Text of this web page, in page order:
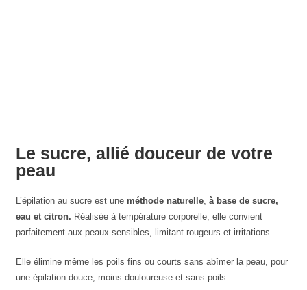
Le sucre, allié douceur de votre
peau
L’épilation au sucre est une méthode naturelle, à base de sucre,
eau et citron. Réalisée à température corporelle, elle convient
parfaitement aux peaux sensibles, limitant rougeurs et irritations.
Elle élimine même les poils fins ou courts sans abîmer la peau, pour
une épilation douce, moins douloureuse et sans poils